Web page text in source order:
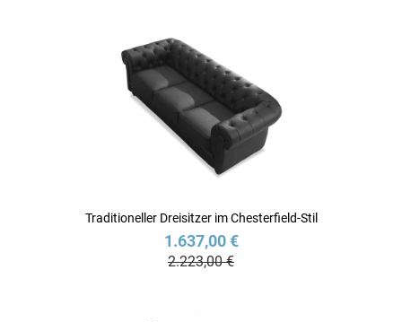
Traditioneller Dreisitzer im Chesterfield-Stil
1.637,00 €
2.223,00 €